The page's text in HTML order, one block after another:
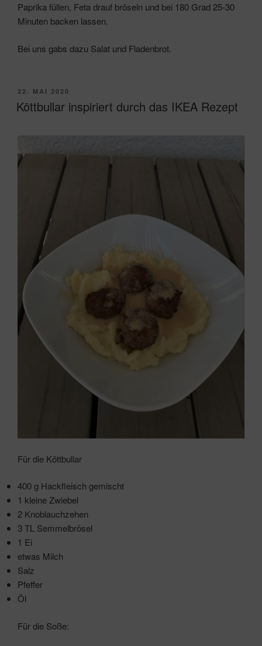
Paprika füllen, Feta drauf bröseln und bei 180 Grad 25-30
Minuten backen lassen.
Bei uns gabs dazu Salat und Fladenbrot.
VERÖFFENTLICHT
AM
22. MAI 2020
Köttbullar inspiriert durch das IKEA Rezept
Für die Köttbullar
400 g Hackfleisch gemischt
1 kleine Zwiebel
2 Knoblauchzehen
3 TL Semmelbrösel
1 Ei
etwas Milch
Salz
Pfeffer
Öl
Für die Soße: